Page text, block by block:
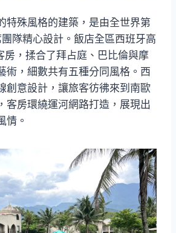
特殊風格的建築，是由全世界第
隊精心設計。飯店全區西班牙高
房，揉合了拜占庭、巴比倫與摩
術，細數共有五種分同風格。西
創意設計，讓旅客彷彿來到南歐
客房環繞運河網路打造，展現出
情。